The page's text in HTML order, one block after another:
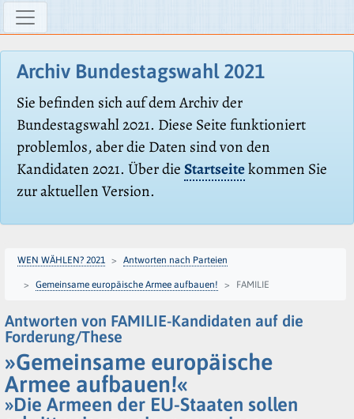
Archiv Bundestagswahl 2021
Sie befinden sich auf dem Archiv der
Bundestagswahl 2021. Diese Seite funktioniert
problemlos, aber die Daten sind von den
Kandidaten 2021. Über dieStartseitekommen Sie
zur aktuellen Version.
WEN WÄHLEN? 2021 Antworten nach Parteien
Gemeinsame europäische Armee aufbauen! FAMILIE
Antworten von FAMILIE-Kandidaten auf die
Forderung/These
»Gemeinsame europäische
Armee aufbauen!«
»Die Armeen der EU-Staaten sollen